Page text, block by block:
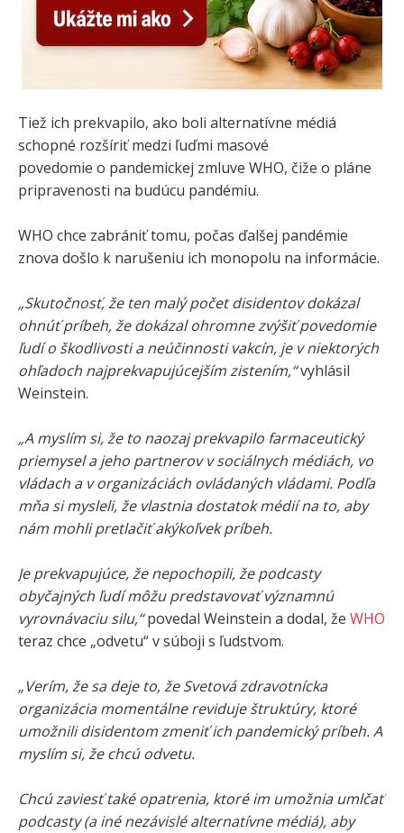
Tiež ich prekvapilo, ako boli alternatívne médiá
schopné rozšíriť medzi ľuďmi masové
povedomie o pandemickej zmluve WHO, čiže o pláne
pripravenosti na budúcu pandémiu.
WHO chce zabrániť tomu, počas ďalšej pandémie
znova došlo k narušeniu ich monopolu na informácie.
„Skutočnosť, že ten malý počet disidentov dokázal
ohnúť príbeh, že dokázal ohromne zvýšiť povedomie
ľudí o škodlivosti a neúčinnosti vakcín, je v niektorých
ohľadoch najprekvapujúcejším zistením,“vyhlásil
Weinstein.
„A myslím si, že to naozaj prekvapilo farmaceutický
priemysel a jeho partnerov v sociálnych médiách, vo
vládach a v organizáciách ovládaných vládami. Podľa
mňa si mysleli, že vlastnia dostatok médií na to, aby
nám mohli pretlačiť akýkoľvek príbeh.
Je prekvapujúce, že nepochopili, že podcasty
obyčajných ľudí môžu predstavovať významnú
vyrovnávaciu silu,“povedal Weinstein a dodal, že WHO
teraz chce „odvetu“ v súboji s ľudstvom.
„Verím, že sa deje to, že Svetová zdravotnícka
organizácia momentálne reviduje štruktúry, ktoré
umožnili disidentom zmeniť ich pandemický príbeh. A
myslím si, že chcú odvetu.
Chcú zaviesť také opatrenia, ktoré im umožnia umlčať
podcasty (a iné nezávislé alternatívne médiá), aby